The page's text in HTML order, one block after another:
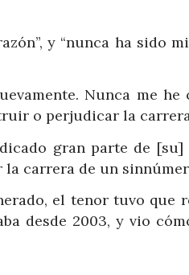
y “nunca ha sido
Nunca me
o perjudicar la
gran parte de
carrera de un
el tenor tuvo
desde 2003, y vio